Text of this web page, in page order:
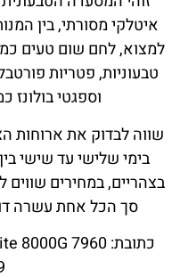
איטלקי מסורתי, בין
למצוא, לחם שום טעים
טבעוניות, פטריות
וספגטי בולונז
שווה לבדוק את ארוחות
בימי שלישי עד שישי
בצהריים, במחירים
סך הכל אחת עשרה